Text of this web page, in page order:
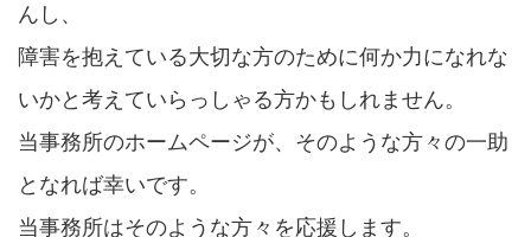
んし、
障害を抱えている大切な方のために何か力になれな
いかと考えていらっしゃる方かもしれません。
当事務所のホームページが、そのような方々の一助
となれば幸いです。
当事務所はそのような方々を応援します。